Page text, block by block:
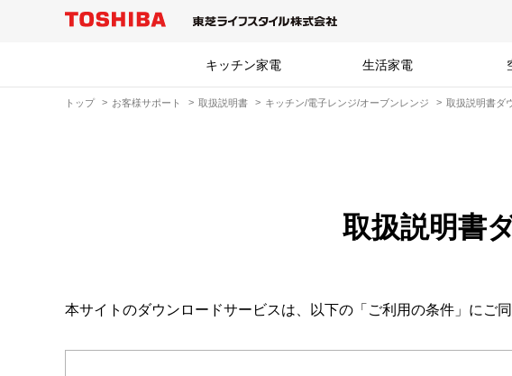
キッチン家電 生活家電
トップ お客様サポート 取扱説明書 キッチン/電子レンジ/オーブンレンジ 取扱説明書ダ
取扱説明書
本サイトのダウンロードサービスは、以下の「ご利用の条件」にご